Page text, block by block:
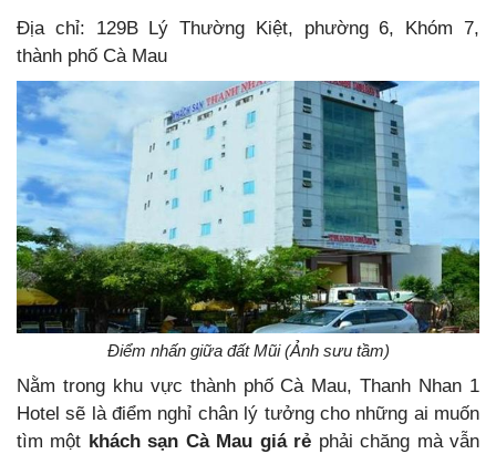
Địa chỉ: 129B Lý Thường Kiệt, phường 6, Khóm 7,
thành phố Cà Mau
Điểm nhấn giữa đất Mũi (Ảnh sưu tầm)
Nằm trong khu vực thành phố Cà Mau, Thanh Nhan 1
Hotel sẽ là điểm nghỉ chân lý tưởng cho những ai muốn
tìm một khách sạn Cà Mau giá rẻ phải chăng mà vẫn